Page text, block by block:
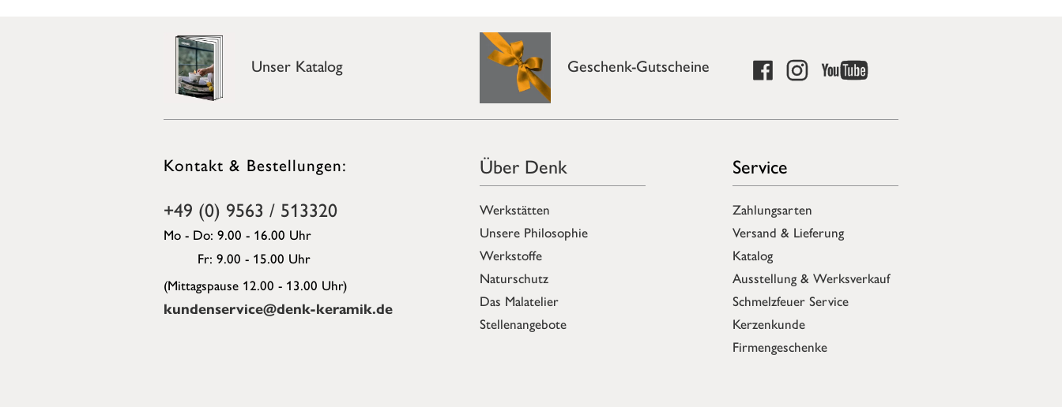
Unser Katalog Geschenk-Gutscheine
Kontakt & Bestellungen:
+49 (0) 9563 / 513320
Mo - Do: 9.00 - 16.00 Uhr
Fr: 9.00 - 15.00 Uhr
(Mittagspause 12.00 - 13.00 Uhr)
kundenservice@denk-keramik.de
Über Denk
Werkstätten
Unsere Philosophie
Werkstoffe
Naturschutz
Das Malatelier
Stellenangebote
Service
Zahlungsarten
Versand & Lieferung
Katalog
Ausstellung & Werksverkauf
Schmelzfeuer Service
Kerzenkunde
Firmengeschenke